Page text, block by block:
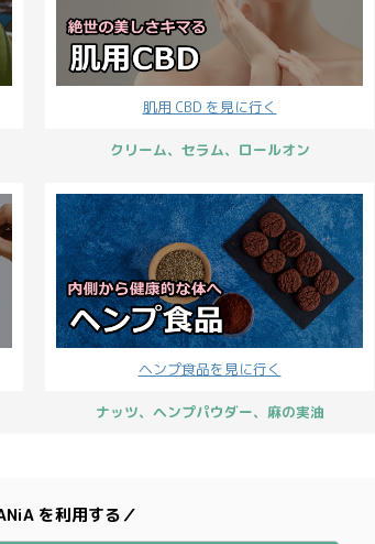
肌用 CBD を見に行く
クリーム、セラム、ロールオン
ヘンプ食品を見に行く
ナッツ、ヘンプパウダー、麻の実油
を利用する／